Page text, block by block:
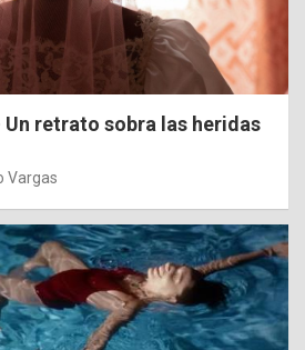
retrato sobra las heridas
Vargas